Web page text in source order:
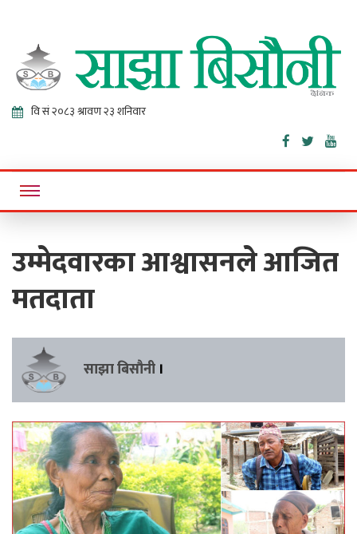
Sajha
Bisaunee
Online News Portal
उम्मेदवारका आश्वासनले आजित
मतदाता
साझा बिसौनी ।